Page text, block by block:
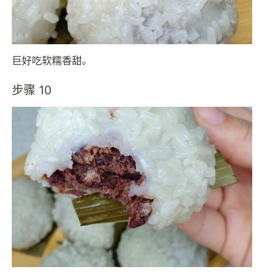
巨好吃软糯香甜。
步骤 10